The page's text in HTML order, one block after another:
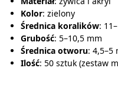
Kolor: zielony
Średnica koralików:
Grubość: 5–10,5 mm
Średnica otworu: 4,5–5
Ilość: 50 sztuk (zestaw